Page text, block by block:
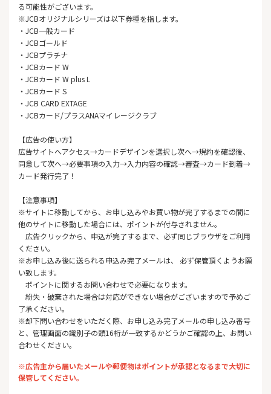
る可能性がございます。
※JCBオリジナルシリーズは以下券種を指します。
・JCB一般カード
・JCBゴールド
・JCBプラチナ
・JCBカード W
・JCBカード W plus L
・JCBカード S
・JCB CARD EXTAGE
・JCBカード/プラスANAマイレージクラブ
【広告の使い方】
広告サイトへアクセス→カードデザインを選択し次へ→規約を確認後、
同意して次へ→必要事項の入力→入力内容の確認→審査→カード到着→
カード発行完了！
【注意事項】
※サイトに移動してから、お申し込みやお買い物が完了するまでの間に
他のサイトに移動した場合には、ポイントが付与されません。
広告クリックから、申込が完了するまで、必ず同じブラウザをご利用
ください。
※お申し込み後に送られる申込み完了メールは、 必ず保管頂くようお願
い致します。
ポイントに関するお問い合わせで必要になります。
紛失・破棄された場合は対応ができない場合がございますので予めご
了承ください。
※却下問い合わせをいただく際、お申し込み完了メールの申し込み番号
と、管理画面の識別子の頭16桁が一致するかどうかご確認の上、お問い
合わせください。
※広告主から届いたメールや郵便物はポイントが承認となるまで大切に
保管してください。